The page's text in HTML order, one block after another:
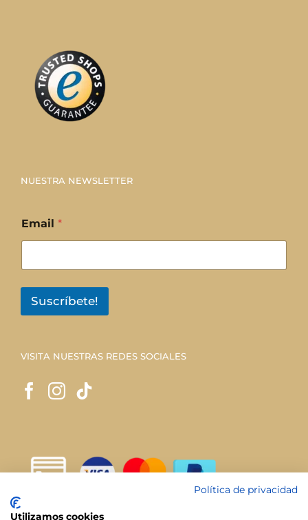
NUESTRA NEWSLETTER
Email *
Suscríbete!
VISITA NUESTRAS REDES SOCIALES
Política de privacidad
Utilizamos cookies